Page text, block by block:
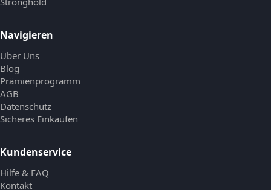
Navigieren
Über Uns
Blog
Prämienprogramm
AGB
Datenschutz
Sicheres Einkaufen
Kundenservice
Hilfe & FAQ
Kontakt